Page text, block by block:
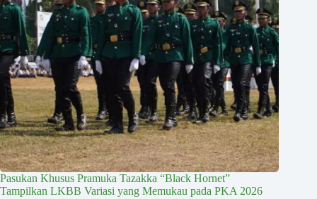
Pasukan Khusus Pramuka Tazakka “Black Hornet”
Tampilkan LKBB Variasi yang Memukau pada PKA 2026